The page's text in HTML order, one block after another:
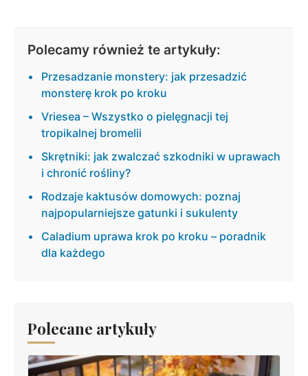
Polecamy również te artykuły:
Przesadzanie monstery: jak przesadzić
monsterę krok po kroku
Vriesea – Wszystko o pielęgnacji tej
tropikalnej bromelii
Skrętniki: jak zwalczać szkodniki w uprawach
i chronić rośliny?
Rodzaje kaktusów domowych: poznaj
najpopularniejsze gatunki i sukulenty
Caladium uprawa krok po kroku – poradnik
dla każdego
Polecane artykuły